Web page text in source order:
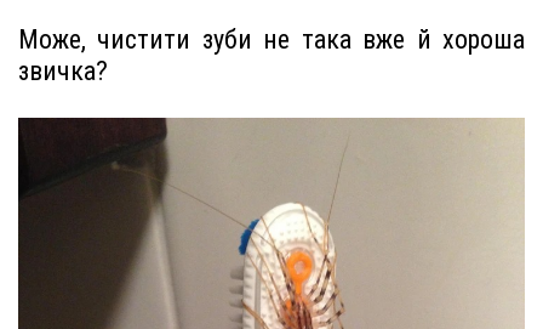
Може, чистити зуби не така вже й хороша
звичка?